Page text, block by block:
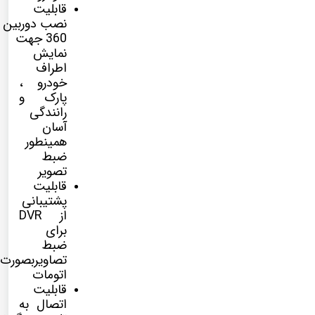
قابلیت
نصب دوربین
360جهت
نمایش
اطراف
خودرو ،
پارک و
رانندگی
آسان
همینطور
ضبط
تصویر
قابلیت
پشتیبانی
از DVR
برای
ضبط
تصاویربصورت
اتومات
قابلیت
اتصال به